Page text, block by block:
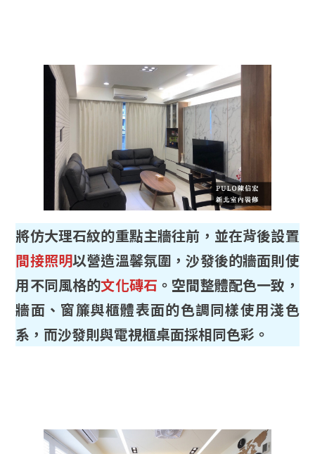
將仿大理石紋的重點主牆往前，並在背後設置
間接照明以營造溫馨氛圍，沙發後的牆面則使
用不同風格的文化磚石 。空間整體配色一致，
牆面、窗簾與櫃體表面的色調同樣使用淺色
系，而沙發則與電視櫃桌面採相同色彩。